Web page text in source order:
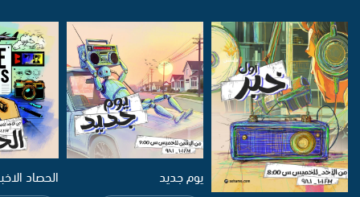
يوم جديد
الحصاد